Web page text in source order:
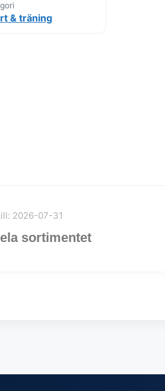
& träning
2026-07-31
sortimentet